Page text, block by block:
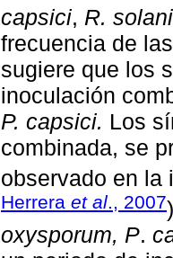
capsici, R. solani
frecuencia de
sugiere que los
inoculación
P. capsici. Los
combinada, se
observado en la
Herrera et al., 2007
oxysporum, P.